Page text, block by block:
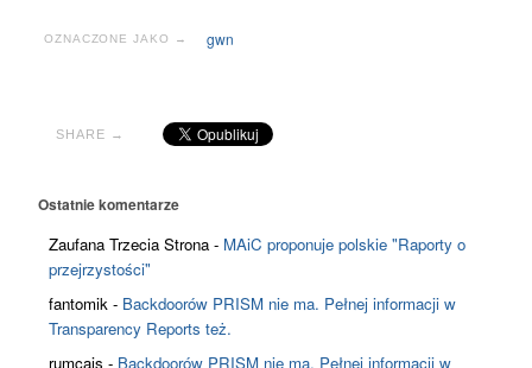
OZNACZONE JAKO → gwn
SHARE →
Ostatnie komentarze
Zaufana Trzecia Strona - MAiC proponuje polskie "Raporty o
przejrzystości"
fantomik - Backdoorów PRISM nie ma. Pełnej informacji w
Transparency Reports też.
rumcajs - Backdoorów PRISM nie ma. Pełnej informacji w